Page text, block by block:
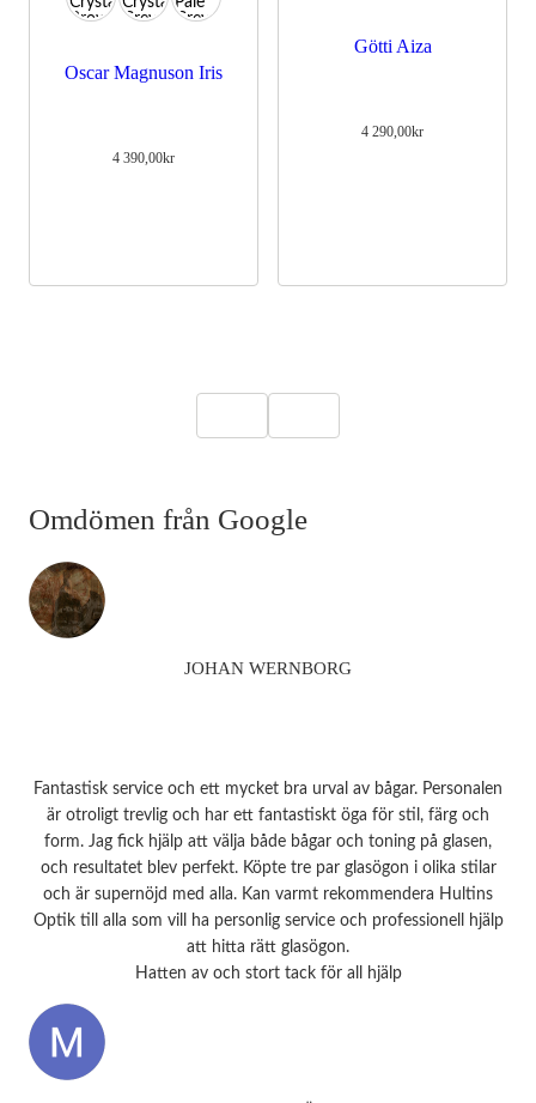
Oscar Magnuson Iris
4 390,00kr
Götti Aiza
4 290,00kr
Omdömen från Google
JOHAN WERNBORG
Fantastisk service och ett mycket bra urval av bågar. Personalen
är otroligt trevlig och har ett fantastiskt öga för stil, färg och
form. Jag fick hjälp att välja både bågar och toning på glasen,
och resultatet blev perfekt. Köpte tre par glasögon i olika stilar
och är supernöjd med alla. Kan varmt rekommendera Hultins
Optik till alla som vill ha personlig service och professionell hjälp
att hitta rätt glasögon.
Hatten av och stort tack för all hjälp